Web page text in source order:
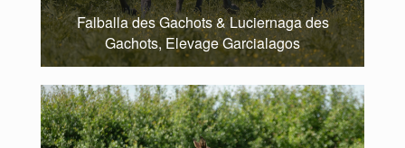
Falballa des Gachots & Luciernaga des
Gachots, Elevage Garcialagos